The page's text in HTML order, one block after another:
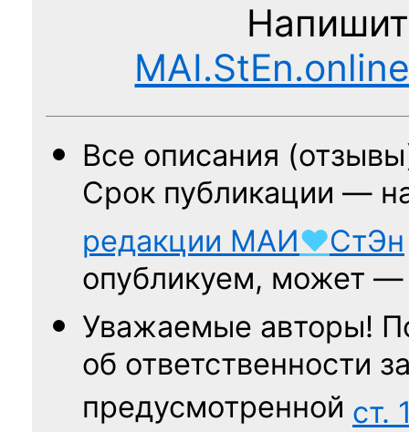
Все описания
Срок публикации —
редакции МАИ♥СтЭн
опубликуем, может
Уважаемые авторы!
об ответственности
предусмотренной ст.